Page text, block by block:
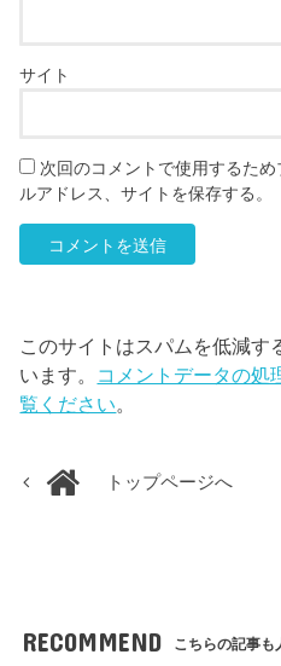
サイト
次回のコメントで使用するた
ルアドレス、サイトを保存する。
このサイトはスパムを低減す
います。 コメントデータの処
覧ください。
トップページへ
RECOMMEND こちらの記事も